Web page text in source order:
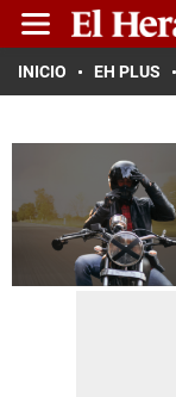
INICIO EH PLUS